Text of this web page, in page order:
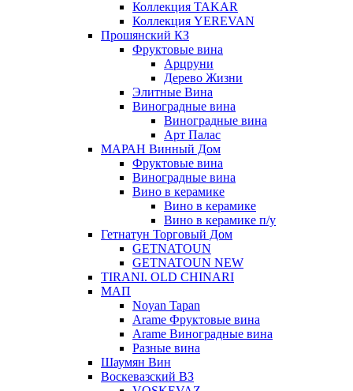
Коллекция TAKAR
Коллекция YEREVAN
Прошянский КЗ
Фруктовые вина
Арцруни
Дерево Жизни
Элитные Вина
Виноградные вина
Виноградные вина
Арт Палас
МАРАН Винный Дом
Фруктовые вина
Виноградные вина
Вино в керамике
Вино в керамике
Вино в керамике п/у
Гетнатун Торговый Дом
GETNATOUN
GETNATOUN NEW
TIRANI. OLD CHINARI
МАП
Noyan Tapan
Arame Фруктовые вина
Arame Виноградные вина
Разные вина
Шаумян Вин
Воскевазский ВЗ